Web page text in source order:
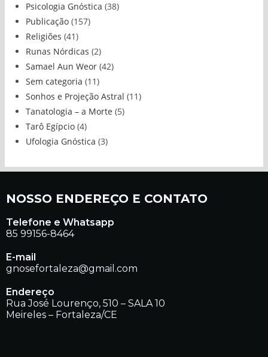
Psicologia Gnóstica (38)
Publicação (157)
Religiões (41)
Runas Nórdicas (2)
Samael Aun Weor (42)
Sem categoria (11)
Sonhos e Projeção Astral (11)
Tanatologia – a Morte (5)
Tarô Egípcio (4)
Ufologia Gnóstica (3)
NOSSO ENDEREÇO E CONTATO
Telefone e Whatsapp
85 99156-8464
E-mail
gnosefortaleza@gmail.com
Endereço
Rua José Lourenço, 510 – SALA 10
Meireles – Fortaleza/CE